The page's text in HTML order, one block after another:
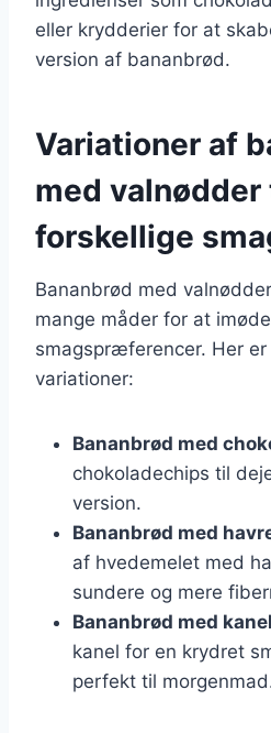
eller krydderier for at
version af bananbrød.
Variationer af
med valnødder
forskellige
Bananbrød med
mange måder for at
smagspræferencer. Her
variationer:
Bananbrød med
chokoladechips til
version.
Bananbrød med
af hvedemelet med
sundere og mere
Bananbrød med
kanel for en krydret
perfekt til